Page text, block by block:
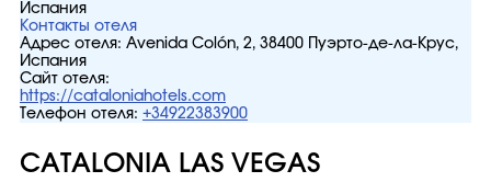
Испания
Контакты отеля
Адрес отеля: Avenida Colón, 2, 38400 Пуэрто-де-ла-Крус,
Испания
Сайт отеля:
https://cataloniahotels.com
Телефон отеля: +34922383900
CATALONIA LAS VEGAS